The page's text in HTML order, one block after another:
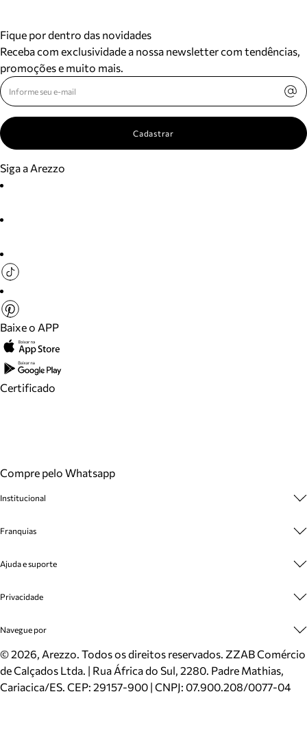
Fique por dentro das novidades
Receba com exclusividade a nossa newsletter com tendências,
promoções e muito mais.
Cadastrar
Siga a Arezzo
Baixe o APP
Certificado
Compre pelo Whatsapp
Institucional
Cashback
Venda Corporativa
Mapa do Site
Inverno
Mundo Arezzo
Franquias
Plano de Negócio
Ajuda e suporte
Cadastro
Meus Pedidos
Trocas e Devoluções
Cartão Presente
Localizador de lojas
Privacidade
Politica e Privacidade
Navegue por
Sapatos
Bolsas
Scarpins
©2026, Arezzo. Todos os direitos reservados. ZZAB Comércio
de Calçados Ltda. | Rua África do Sul, 2280. Padre Mathias,
Cariacica/ES. CEP: 29157-900 | CNPJ: 07.900.208/0077-04